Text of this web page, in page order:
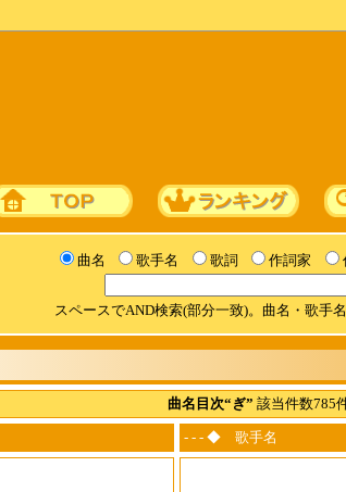
曲名 歌手名 歌詞 作詞家
スペースでAND検索(部分一致)。曲名・歌手
曲名目次“ぎ” 該当件数785
- - - ◆ 歌手名